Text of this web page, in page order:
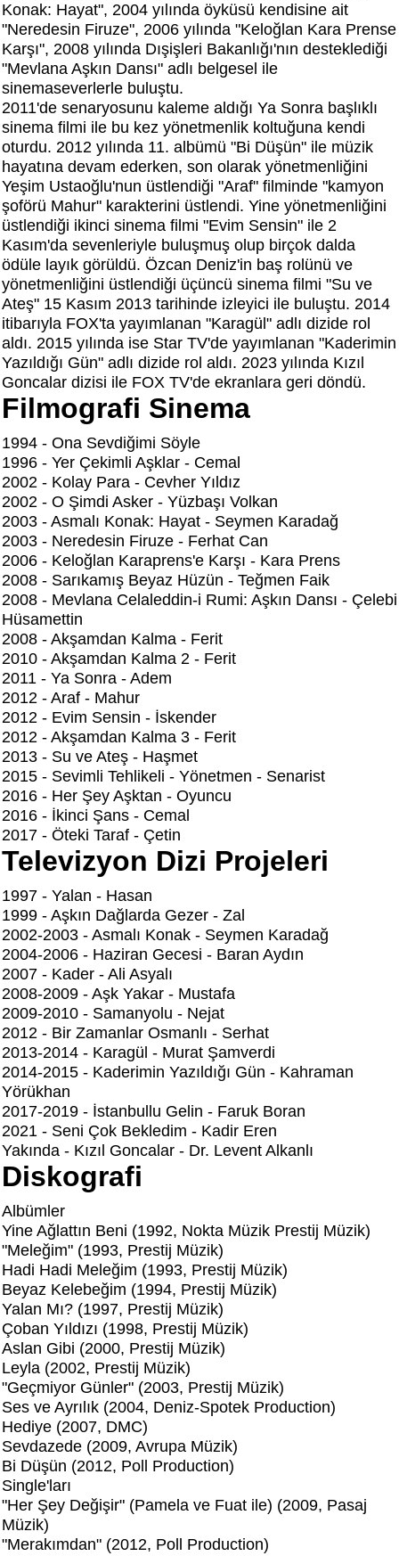
Konak: Hayat", 2004 yılında öyküsü kendisine ait
"Neredesin Firuze", 2006 yılında "Keloğlan Kara Prense
Karşı", 2008 yılında Dışişleri Bakanlığı'nın desteklediği
"Mevlana Aşkın Dansı" adlı belgesel ile
sinemaseverlerle buluştu.
2011'de senaryosunu kaleme aldığı Ya Sonra başlıklı
sinema filmi ile bu kez yönetmenlik koltuğuna kendi
oturdu. 2012 yılında 11. albümü "Bi Düşün" ile müzik
hayatına devam ederken, son olarak yönetmenliğini
Yeşim Ustaoğlu'nun üstlendiği "Araf" filminde "kamyon
şoförü Mahur" karakterini üstlendi. Yine yönetmenliğini
üstlendiği ikinci sinema filmi "Evim Sensin" ile 2
Kasım'da sevenleriyle buluşmuş olup birçok dalda
ödüle layık görüldü. Özcan Deniz'in baş rolünü ve
yönetmenliğini üstlendiği üçüncü sinema filmi "Su ve
Ateş" 15 Kasım 2013 tarihinde izleyici ile buluştu. 2014
itibarıyla FOX'ta yayımlanan "Karagül" adlı dizide rol
aldı. 2015 yılında ise Star TV'de yayımlanan "Kaderimin
Yazıldığı Gün" adlı dizide rol aldı. 2023 yılında Kızıl
Goncalar dizisi ile FOX TV'de ekranlara geri döndü.
Filmografi Sinema
1994 - Ona Sevdiğimi Söyle
1996 - Yer Çekimli Aşklar - Cemal
2002 - Kolay Para - Cevher Yıldız
2002 - O Şimdi Asker - Yüzbaşı Volkan
2003 - Asmalı Konak: Hayat - Seymen Karadağ
2003 - Neredesin Firuze - Ferhat Can
2006 - Keloğlan Karaprens'e Karşı - Kara Prens
2008 - Sarıkamış Beyaz Hüzün - Teğmen Faik
2008 - Mevlana Celaleddin-i Rumi: Aşkın Dansı - Çelebi
Hüsamettin
2008 - Akşamdan Kalma - Ferit
2010 - Akşamdan Kalma 2 - Ferit
2011 - Ya Sonra - Adem
2012 - Araf - Mahur
2012 - Evim Sensin - İskender
2012 - Akşamdan Kalma 3 - Ferit
2013 - Su ve Ateş - Haşmet
2015 - Sevimli Tehlikeli - Yönetmen - Senarist
2016 - Her Şey Aşktan - Oyuncu
2016 - İkinci Şans - Cemal
2017 - Öteki Taraf - Çetin
Televizyon Dizi Projeleri
1997 - Yalan - Hasan
1999 - Aşkın Dağlarda Gezer - Zal
2002-2003 - Asmalı Konak - Seymen Karadağ
2004-2006 - Haziran Gecesi - Baran Aydın
2007 - Kader - Ali Asyalı
2008-2009 - Aşk Yakar - Mustafa
2009-2010 - Samanyolu - Nejat
2012 - Bir Zamanlar Osmanlı - Serhat
2013-2014 - Karagül - Murat Şamverdi
2014-2015 - Kaderimin Yazıldığı Gün - Kahraman
Yörükhan
2017-2019 - İstanbullu Gelin - Faruk Boran
2021 - Seni Çok Bekledim - Kadir Eren
Yakında - Kızıl Goncalar - Dr. Levent Alkanlı
Diskografi
Albümler
Yine Ağlattın Beni (1992, Nokta Müzik Prestij Müzik)
"Meleğim" (1993, Prestij Müzik)
Hadi Hadi Meleğim (1993, Prestij Müzik)
Beyaz Kelebeğim (1994, Prestij Müzik)
Yalan Mı? (1997, Prestij Müzik)
Çoban Yıldızı (1998, Prestij Müzik)
Aslan Gibi (2000, Prestij Müzik)
Leyla (2002, Prestij Müzik)
"Geçmiyor Günler" (2003, Prestij Müzik)
Ses ve Ayrılık (2004, Deniz-Spotek Production)
Hediye (2007, DMC)
Sevdazede (2009, Avrupa Müzik)
Bi Düşün (2012, Poll Production)
Single'ları
"Her Şey Değişir" (Pamela ve Fuat ile) (2009, Pasaj
Müzik)
"Merakımdan" (2012, Poll Production)